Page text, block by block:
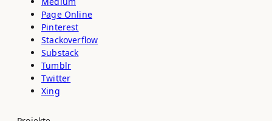
Page Online
Pinterest
Stackoverflow
Substack
Tumblr
Twitter
Xing